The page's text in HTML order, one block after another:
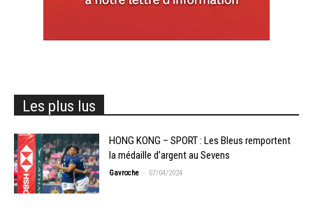
Les plus lus
HONG KONG – SPORT : Les Bleus remportent
la médaille d’argent au Sevens
Gavroche - 07/04/2024